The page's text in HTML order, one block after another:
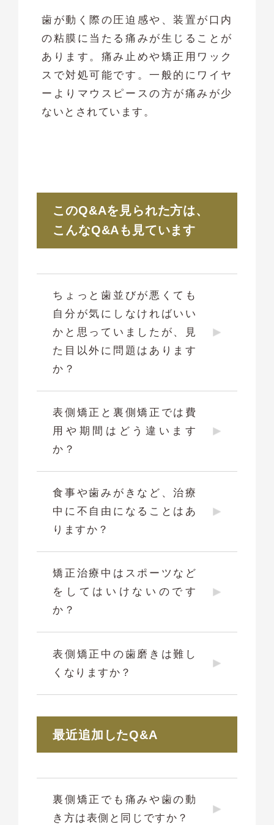
歯が動く際の圧迫感や、装置が口内
の粘膜に当たる痛みが生じることが
あります。痛み止めや矯正用ワック
スで対処可能です。一般的にワイヤ
ーよりマウスピースの方が痛みが少
ないとされています。
このQ&Aを見られた方は、
こんなQ&Aも見ています
ちょっと歯並びが悪くても
自分が気にしなければいい
かと思っていましたが、見
た目以外に問題はあります
か？
表側矯正と裏側矯正では費
用や期間はどう違います
か？
食事や歯みがきなど、治療
中に不自由になることはあ
りますか？
矯正治療中はスポーツなど
をしてはいけないのです
か？
表側矯正中の歯磨きは難し
くなりますか？
最近追加したQ&A
裏側矯正でも痛みや歯の動
き方は表側と同じですか？